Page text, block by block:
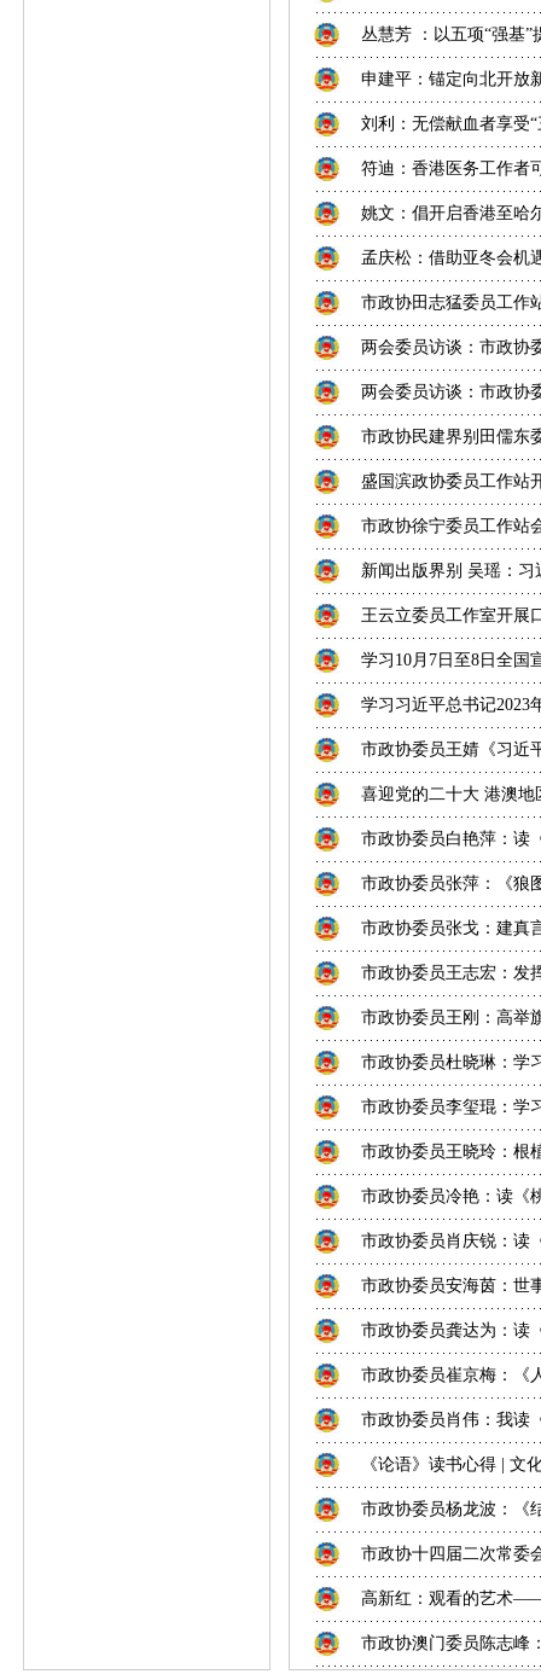
丛慧芳 ：以五项“强基
申建平：锚定向北开放
刘利：无偿献血者享受
符迪：香港医务工作者
姚文：倡开启香港至哈
孟庆松：借助亚冬会机
市政协田志猛委员工作
两会委员访谈：市政协
两会委员访谈：市政协
市政协民建界别田儒东
盛国滨政协委员工作站
市政协徐宁委员工作站
新闻出版界别 吴瑶：
王云立委员工作室开展
学习10月7日至8日全国
学习习近平总书记2023
市政协委员王婧《习近
喜迎党的二十大 港澳
市政协委员白艳萍：读
市政协委员张萍：《狼
市政协委员张戈：建真
市政协委员王志宏：发
市政协委员王刚：高举
市政协委员杜晓琳：学
市政协委员李玺琨：学
市政协委员王晓玲：根
市政协委员冷艳：读《
市政协委员肖庆锐：读
市政协委员安海茵：世
市政协委员龚达为：读
市政协委员崔京梅：《
市政协委员肖伟：我读
《论语》读书心得 | 文
市政协委员杨龙波：《
市政协十四届二次常委
高新红：观看的艺术
市政协澳门委员陈志